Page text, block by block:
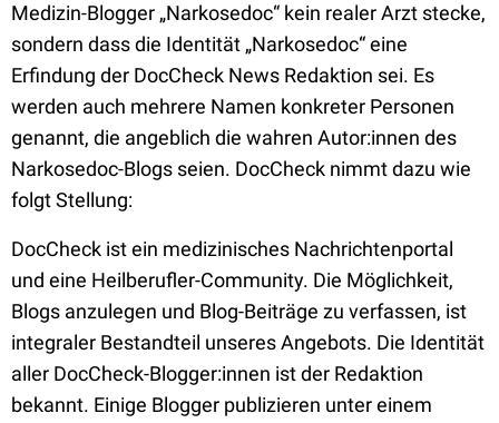
Medizin-Blogger „Narkosedoc“ kein realer Arzt stecke,
sondern dass die Identität „Narkosedoc“ eine
Erfindung der DocCheck News Redaktion sei. Es
werden auch mehrere Namen konkreter Personen
genannt, die angeblich die wahren Autor:innen des
Narkosedoc-Blogs seien. DocCheck nimmt dazu wie
folgt Stellung:
DocCheck ist ein medizinisches Nachrichtenportal
und eine Heilberufler-Community. Die Möglichkeit,
Blogs anzulegen und Blog-Beiträge zu verfassen, ist
integraler Bestandteil unseres Angebots. Die Identität
aller DocCheck-Blogger:innen ist der Redaktion
bekannt. Einige Blogger publizieren unter einem